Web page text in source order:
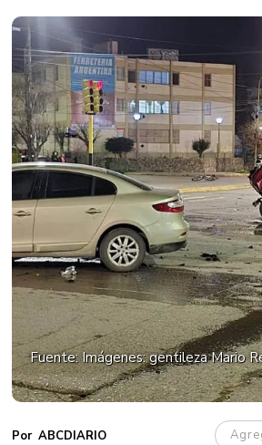
ABCDIARIO
Fuente: Imágenes: gentileza Mario